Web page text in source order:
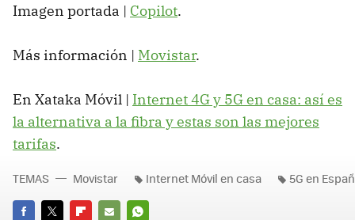
Imagen portada | Copilot.
Más información | Movistar.
En Xataka Móvil | Internet 4G y 5G en casa: así es
la alternativa a la fibra y estas son las mejores
tarifas.
TEMAS Movistar Internet Móvil en casa 5G en